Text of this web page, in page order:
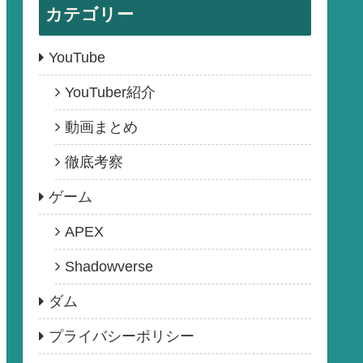
カテゴリー
YouTube
YouTuber紹介
動画まとめ
徹底考察
ゲーム
APEX
Shadowverse
ダム
プライバシーポリシー